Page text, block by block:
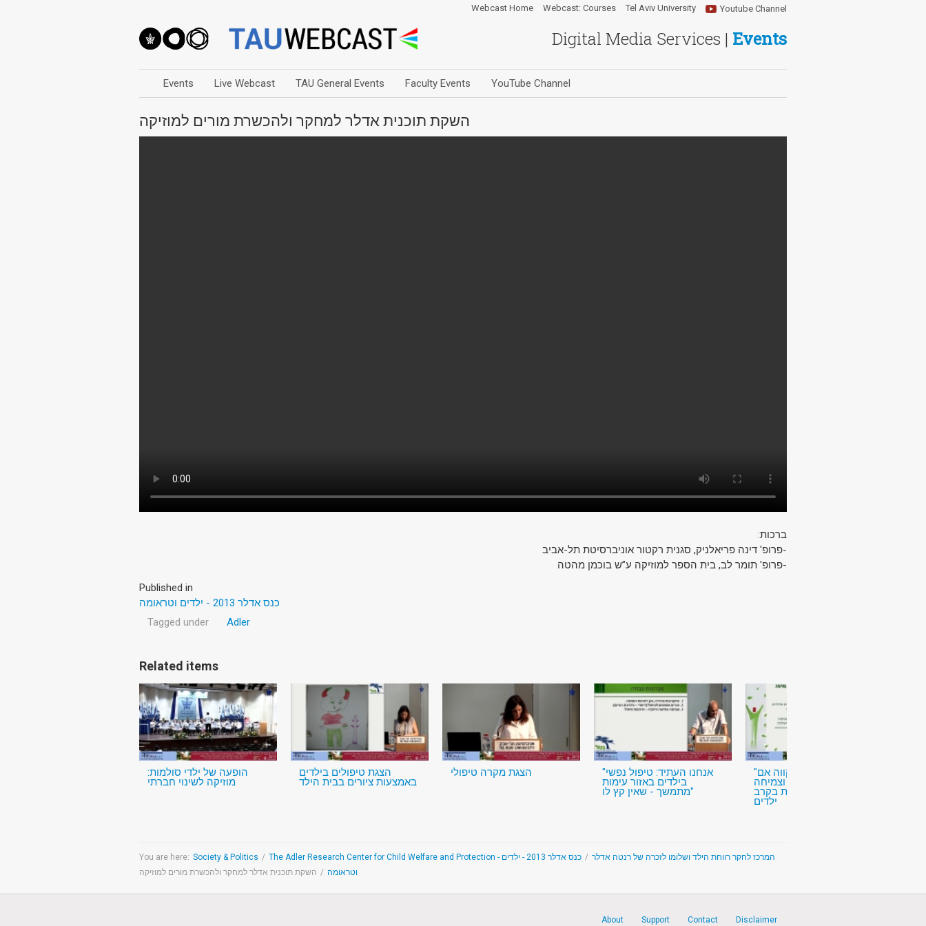
Digital Media Services | Events
Youtube Channel
Webcast Home Webcast: Courses Tel Aviv University
Events Live Webcast TAU General Events Faculty Events YouTube Channel
השקת תוכנית אדלר למחקר ולהכשרת מורים למוזיקה
ברכות:
-פרופ' דינה פריאלניק, סגנית רקטור אוניברסיטת תל-אביב
-פרופ' תומר לב, בית הספר למוזיקה ע”ש בוכמן מהטה
Published in
כנס אדלר 2013 - ילדים וטראומה
Tagged under
Adler
Related items
הופעה של ילדי סולמות:
מוזיקה לשינוי חברתי
הצגת טיפולים בילדים
באמצעות ציורים בבית הילד
הצגת מקרה טיפולי "אנחנו העתיד: טיפול נפשי
בילדים באזור עימות
מתמשך - שאין קץ לו"
"כי יש לעץ תקווה אם
יכרת....": טראומה וצמיחה
פוסט טראומתית בקרב
ילדים
You are here: Society & Politics / The Adler Research Center for Child Welfare and Protection - המרכז לחקר רווחת הילד ושלומו לזכרה של רנטה אדלר /
כנס אדלר 2013 - ילדים
וטראומה / השקת תוכנית אדלר למחקר ולהכשרת מורים למוזיקה
About Support Contact Disclaimer